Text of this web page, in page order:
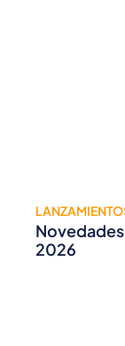
2026